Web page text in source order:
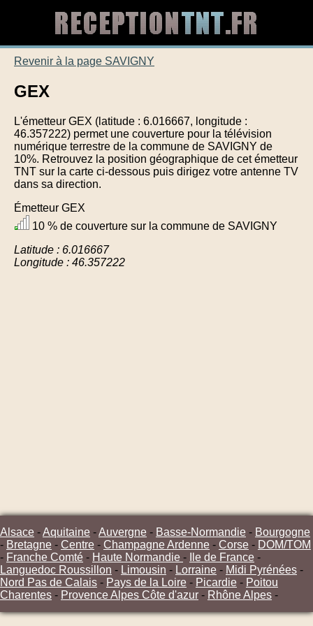
Revenir à la page SAVIGNY
GEX
L'émetteur GEX (latitude : 6.016667, longitude :
46.357222) permet une couverture pour la télévision
numérique terrestre de la commune de SAVIGNY de
10%. Retrouvez la position géographique de cet émetteur
TNT sur la carte ci-dessous puis dirigez votre antenne TV
dans sa direction.
Émetteur GEX
10 % de couverture sur la commune de SAVIGNY
Latitude : 6.016667
Longitude : 46.357222
Alsace -Aquitaine -Auvergne - Basse-Normandie - Bourgogne
- Bretagne - Centre - Champagne Ardenne - Corse - DOM/TOM
- Franche Comté - Haute Normandie - Ile de France -
Languedoc Roussillon - Limousin - Lorraine - Midi Pyrénées -
Nord Pas de Calais - Pays de la Loire - Picardie - Poitou
Charentes - Provence Alpes Côte d'azur - Rhône Alpes -